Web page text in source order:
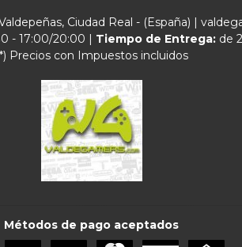
Ciudad Real - (España) |
- 17:00/20:00 | Tiempo de Entrega: de
Precios con Impuestos incluidos
Métodos de pago aceptados